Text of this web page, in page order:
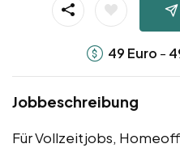
49 Euro -
Jobbeschreibung
Für Vollzeitjobs,